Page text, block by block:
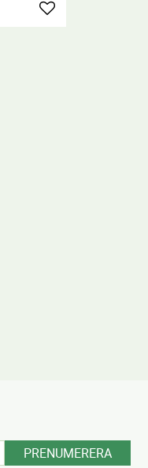
Lägg till i favoriter
PRENUMERERA